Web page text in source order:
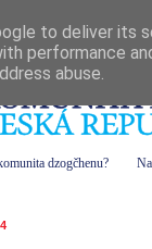
dzogčhenu?
to deliver its
performance
abuse.